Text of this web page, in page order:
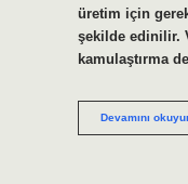
üretim için
şekilde edinilir.
kamulaştırma
Devamını